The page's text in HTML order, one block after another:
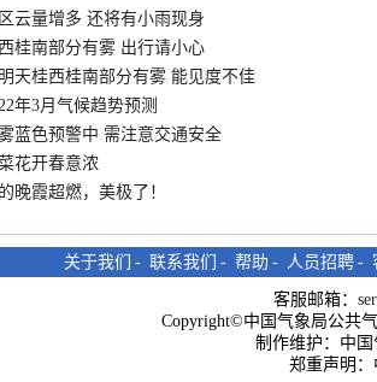
云量增多 还将有小雨现身
桂南部分有雾 出行请小心
天桂西桂南部分有雾 能见度不佳
年3月气候趋势预测
蓝色预警中 需注意交通安全
花开春意浓
晚霞超燃，美极了！
关于我们 - 联系我们 - 帮助 - 人员招聘 -
客服邮箱：
Copyright©中国气象局公共
制作维护：中
郑重声明